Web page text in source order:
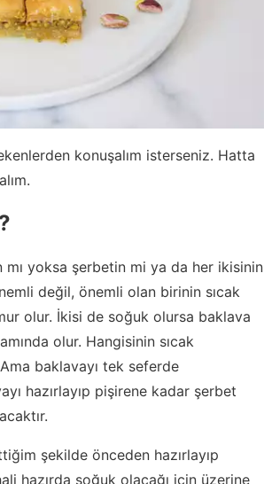
konuşalım isterseniz. Hatta
yoksa şerbetin mi ya da her ikisinin
değil, önemli olan birinin sıcak
olur. İkisi de soğuk olursa baklava
olur. Hangisinin sıcak
baklavayı tek seferde
hazırlayıp pişirene kadar şerbet
şekilde önceden hazırlayıp
hazırda soğuk olacağı için üzerine